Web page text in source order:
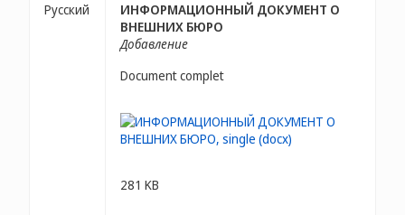
Русский
ИНФОРМАЦИОННЫЙ ДОКУМЕНТ О
ВНЕШНИХ БЮРО
Добавление
Document complet
281 KB